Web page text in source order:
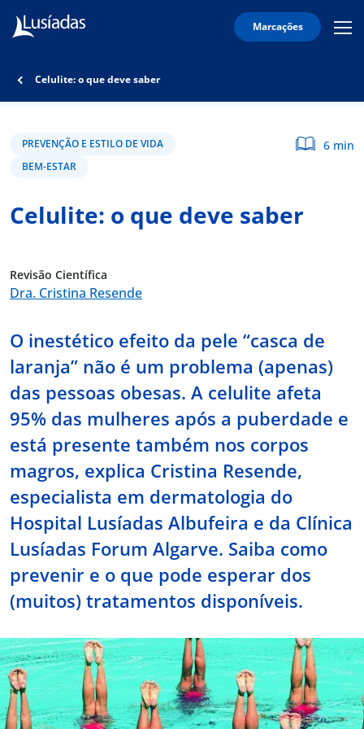
Marcações
Lusíadas
Hospitais
Corpo
Clínico
Acordos
Sport
a nós
EN
Celulite: o que deve saber
PREVENÇÃO E ESTILO DE VIDA
BEM-ESTAR
6 min
Celulite: o que deve saber
Revisão Científica
Dra. Cristina Resende
O inestético efeito da pele “casca de
laranja” não é um problema (apenas)
das pessoas obesas. A celulite afeta
95% das mulheres após a puberdade e
está presente também nos corpos
magros, explica Cristina Resende,
especialista em dermatologia do
Hospital Lusíadas Albufeira e da Clínica
Lusíadas Forum Algarve. Saiba como
prevenir e o que pode esperar dos
(muitos) tratamentos disponíveis.